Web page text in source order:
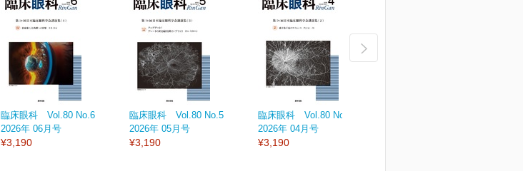
臨床眼科 Vol.80 No.6
2026年 06月号
¥3,190
臨床眼科 Vol.80 No.5
2026年 05月号
¥3,190
臨床眼科 Vol.80 No.4
2026年 04月号
¥3,190